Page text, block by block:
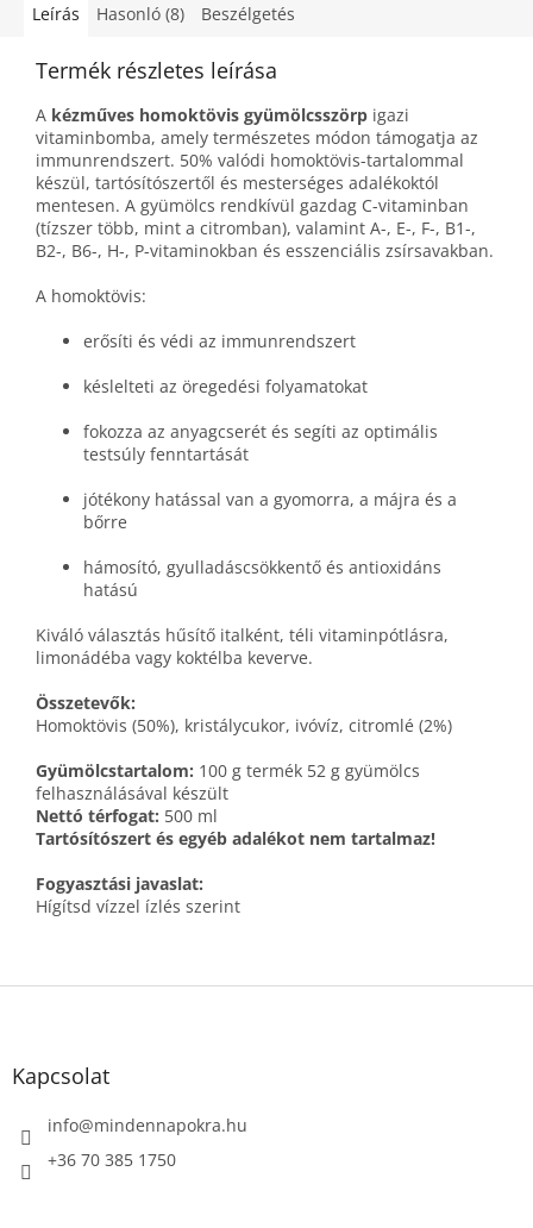
Leírás Hasonló (8) Beszélgetés
Termék részletes leírása
A kézműves homoktövis gyümölcsszörp igazi
vitaminbomba, amely természetes módon támogatja az
immunrendszert. 50% valódi homoktövis-tartalommal
készül, tartósítószertől és mesterséges adalékoktól
mentesen. A gyümölcs rendkívül gazdag C-vitaminban
(tízszer több, mint a citromban), valamint A-, E-, F-, B1-,
B2-, B6-, H-, P-vitaminokban és esszenciális zsírsavakban.
A homoktövis:
erősíti és védi az immunrendszert
késlelteti az öregedési folyamatokat
fokozza az anyagcserét és segíti az optimális
testsúly fenntartását
jótékony hatással van a gyomorra, a májra és a
bőrre
hámosító, gyulladáscsökkentő és antioxidáns
hatású
Kiváló választás hűsítő italként, téli vitaminpótlásra,
limonádéba vagy koktélba keverve.
Összetevők:
Homoktövis (50%), kristálycukor, ivóvíz, citromlé (2%)
Gyümölcstartalom: 100 g termék 52 g gyümölcs
felhasználásával készült
Nettó térfogat: 500 ml
Tartósítószert és egyéb adalékot nem tartalmaz!
Fogyasztási javaslat:
Hígítsd vízzel ízlés szerint
L
Kapcsolat
info@mindennapokra.hu
+36 70 385 1750